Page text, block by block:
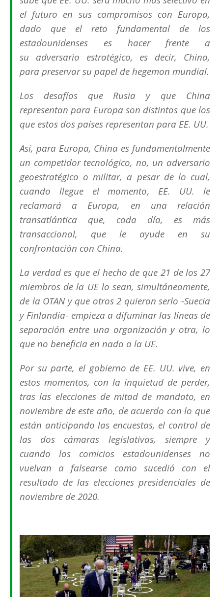
el futuro en sus compromisos con Europa,
dado que el reto fundamental de los
estadounidenses es hacer frente a
su adversario estratégico, es decir, China,
para preservar su papel de hegemon mundial.
Los desafíos que Rusia y que China
representan para Europa son distintos que los
que estos dos países representan para EE. UU.
Así, para Europa, China es fundamentalmente
un competidor tecnológico, no, un adversario
geoestratégico o militar, a pesar de lo cual,
cuando llegue el momento, EE. UU. le
reclamará a Europa, en una relación
transatlántica que, cada día, es más
transaccional, que le ayude en su
confrontación con China.
La verdad es que el hecho de que 21 de los 27
miembros de la UE lo sean, simultáneamente,
de la OTAN y que otros 2 quieran serlo -Suecia
y Finlandia- empieza a difuminar las líneas de
separación entre una organización y otra, lo
que no beneficia en nada a la UE.
Por su parte, el gobierno de EE. UU. vive, en
estos momentos, con la inquietud de perder,
tras las elecciones de mitad de mandato, en
noviembre de este año, de acuerdo con lo que
están anticipando las encuestas, el control de
las dos cámaras legislativas, siempre y
cuando los comicios estadounidenses no
vuelvan a falsearse como sucedió con el
resultado de las elecciones presidenciales de
noviembre de 2020.